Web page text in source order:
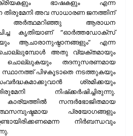
ഭാഷകളും എന്ന
തിരുമേനി അവ സാധാരണ ജനത്തിന്
അര്‍ത്ഥമറിഞ്ഞു ആരാധന
കൃതിയാണ് ”ഓര്‍ത്തഡോക്‌സ്
ആചാരാനുഷ്ഠാനങ്ങളും” എന്ന
ചൊല്ലുമ്പോള്‍ അതു വ്യക്തമായും
ചൊല്ലുകയും തദനുസരണമായ
സ്ഥാനത്ത് പിഴകൂടാതെ നടത്തുകയും
ശ്രമിക്കയും
നിഷ്‌ക്കര്‍ഷിച്ചിരുന്നു.
സന്ദര്‍ഭോജിതമായ
പ്രയോഗങ്ങളും
നിര്‍ബന്ധവും